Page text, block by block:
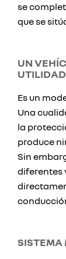
se
que se
UN
UTILIDAD
Es un
Una
la
produce
Sin
diferentes
SISTEMA